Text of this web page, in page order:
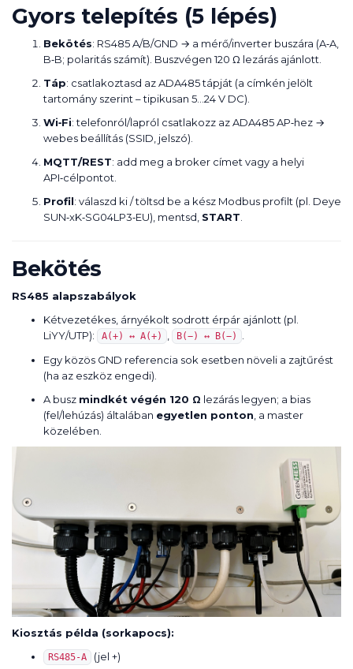
Gyors telepítés (5 lépés)
Bekötés: RS485 A/B/GND → a mérő/inverter buszára (A‑A,
B‑B; polaritás számít). Buszvégen 120 Ω lezárás ajánlott.
Táp: csatlakoztasd az ADA485 tápját (a címkén jelölt
tartomány szerint – tipikusan 5…24 V DC).
Wi‑Fi: telefonról/lapról csatlakozz az ADA485 AP‑hez →
webes beállítás (SSID, jelszó).
MQTT/REST: add meg a broker címet vagy a helyi
API‑célpontot.
Profil: válaszd ki / töltsd be a kész Modbus profilt (pl. Deye
SUN‑xK‑SG04LP3‑EU), mentsd, START.
Bekötés
RS485 alapszabályok
Kétvezetékes, árnyékolt sodrott érpár ajánlott (pl.
LiYY/UTP):
A(+) ↔ A(+) , B(−) ↔ B(−)
.
Egy közös GND referencia sok esetben növeli a zajtűrést
(ha az eszköz engedi).
A busz mindkét végén 120 Ω lezárás legyen; a bias
(fel/lehúzás) általában egyetlen ponton, a master
közelében.
Kiosztás példa (sorkapocs):
RS485-A (jel +)